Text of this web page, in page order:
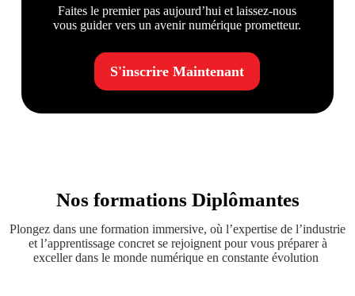
Faites le premier pas aujourd’hui et laissez-nous
vous guider vers un avenir numérique prometteur.
S'inscrire Maintenant
Nos formations Diplômantes
Plongez dans une formation immersive, où l’expertise de l’industrie
et l’apprentissage concret se rejoignent pour vous préparer à
exceller dans le monde numérique en constante évolution